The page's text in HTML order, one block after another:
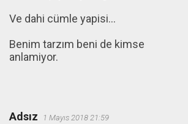
Ve dahi cümle yapisi...
Benim tarzım beni de kimse
anlamiyor.
Adsız 1 Mayıs 2018 21:59